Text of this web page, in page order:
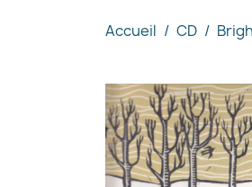
Accueil CD